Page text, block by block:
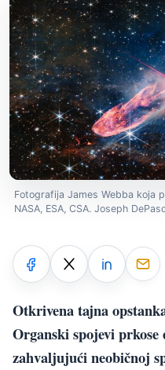
Fotografija James Webba koja
NASA, ESA, CSA. Joseph
Otkrivena tajna
Organski spojevi
zahvaljujući neobičnoj